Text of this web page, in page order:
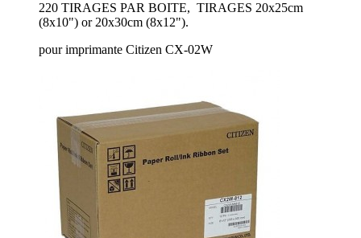
220 TIRAGES PAR BOITE, TIRAGES 20x25cm
(8x10") or 20x30cm (8x12").
pour imprimante Citizen CX-02W